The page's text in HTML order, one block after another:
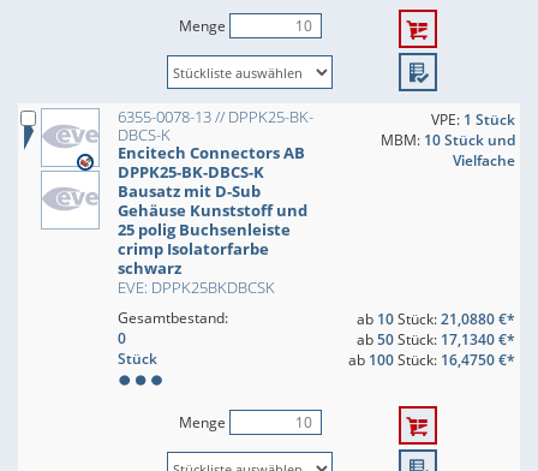
Menge
6355-0078-13 // DPPK25-BK-
DBCS-K
Encitech Connectors AB
DPPK25-BK-DBCS-K
Bausatz mit D-Sub
Gehäuse Kunststoff und
25 polig Buchsenleiste
crimp Isolatorfarbe
schwarz
EVE: DPPK25BKDBCSK
VPE: 1 Stück
MBM: 10 Stück und
Vielfache
Gesamtbestand:
0
Stück
ab 10Stück:21,0880 €*
ab50Stück: 17,1340 €*
ab 100Stück: 16,4750 €*
Menge